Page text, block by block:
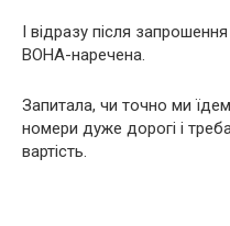
І відразу після
ВОНА-наречена.
Запитала, чи точно ми
номери дуже дорогі і
вартість.